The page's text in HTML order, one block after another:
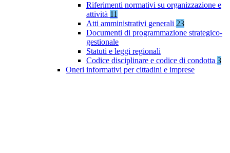
Riferimenti normativi su organizzazione e
attività 11
Atti amministrativi generali 23
Documenti di programmazione strategico-
gestionale
Statuti e leggi regionali
Codice disciplinare e codice di condotta 3
Oneri informativi per cittadini e imprese